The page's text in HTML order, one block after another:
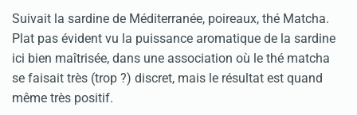
Suivait la sardine de Méditerranée, poireaux, thé Matcha.
Plat pas évident vu la puissance aromatique de la sardine
ici bien maîtrisée, dans une association où le thé matcha
se faisait très (trop ?) discret, mais le résultat est quand
même très positif.